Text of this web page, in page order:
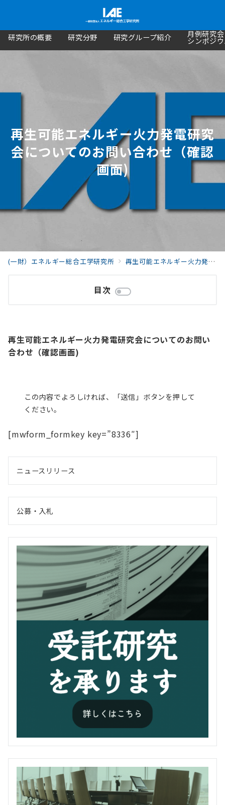
研究所の概要 研究分野 研究グループ紹介 月例研究
シンポジ
再生可能エネルギー火力発電研究
会についてのお問い合わせ（確認
画面)
(一財）エネルギー総合工学研究所 再生可能エネルギー火力発電研究会
目次
再生可能エネルギー火力発電研究会についてのお問い
合わせ（確認画面)
この内容でよろしければ、「送信」ボタンを押して
ください。
[mwform_formkey key=”8336″]
ニュースリリース
公募・入札